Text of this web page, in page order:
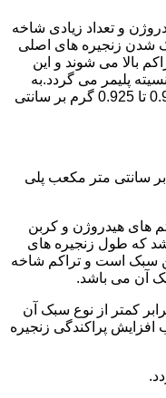
و تعداد زیادی شاخه
شدن زنجیره های اصلی
بالا می شوند و این
پلیمر می گردد.به
طور کلی به پلی اتیلن های با دانسیته 0.910 تا 0.925 گرم بر سانتی
دانسیته 0.941 تا 0.959 گرم بر سانتی متر مکعب پلی
های هیدروژن و کربن
که طول زنجیره های
از پلی اتیلن سبک است و تراکم شاخه
آن می باشد.
کمتر از نوع سبک آن
پراکندگی زنجیره